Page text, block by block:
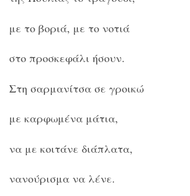
με το βοριά, με το νοτιά
στο προσκεφάλι ήσουν.
Στη σαρμανίτσα σε γροικώ
με καρφωμένα μάτια,
να με κοιτάνε διάπλατα,
νανούρισμα να λένε.